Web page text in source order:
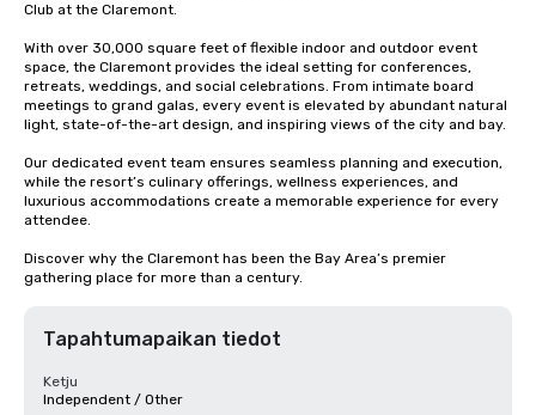
Club at the Claremont.
With over 30,000 square feet of flexible indoor and outdoor event
space, the Claremont provides the ideal setting for conferences,
retreats, weddings, and social celebrations. From intimate board
meetings to grand galas, every event is elevated by abundant natural
light, state-of-the-art design, and inspiring views of the city and bay.
Our dedicated event team ensures seamless planning and execution,
while the resort’s culinary offerings, wellness experiences, and
luxurious accommodations create a memorable experience for every
attendee.
Discover why the Claremont has been the Bay Area’s premier
gathering place for more than a century.
Tapahtumapaikan tiedot
Ketju
Independent / Other